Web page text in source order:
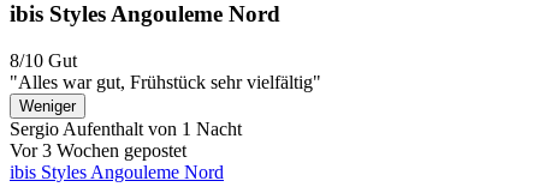
ibis Styles Angouleme Nord
8/10 Gut
"Alles war gut, Frühstück sehr vielfältig"
Weniger
Sergio Aufenthalt von 1 Nacht
Vor 3 Wochen gepostet
ibis Styles Angouleme Nord